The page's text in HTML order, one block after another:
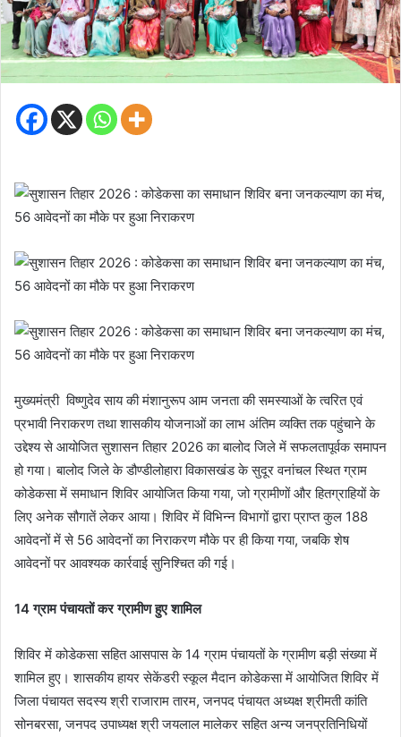
मुख्यमंत्री विष्णुदेव साय की मंशानुरूप आम जनता की समस्याओं के त्वरित एवं
प्रभावी निराकरण तथा शासकीय योजनाओं का लाभ अंतिम व्यक्ति तक पहुंचाने के
उद्देश्य से आयोजित सुशासन तिहार 2026 का बालोद जिले में सफलतापूर्वक समापन
हो गया। बालोद जिले के डौण्डीलोहारा विकासखंड के सुदूर वनांचल स्थित ग्राम
कोडेकसा में समाधान शिविर आयोजित किया गया, जो ग्रामीणों और हितग्राहियों के
लिए अनेक सौगातें लेकर आया। शिविर में विभिन्न विभागों द्वारा प्राप्त कुल 188
आवेदनों में से 56 आवेदनों का निराकरण मौके पर ही किया गया, जबकि शेष
आवेदनों पर आवश्यक कार्रवाई सुनिश्चित की गई।
14 ग्राम पंचायतों कर ग्रामीण हुए शामिल
शिविर में कोडेकसा सहित आसपास के 14 ग्राम पंचायतों के ग्रामीण बड़ी संख्या में
शामिल हुए। शासकीय हायर सेकेंडरी स्कूल मैदान कोडेकसा में आयोजित शिविर में
जिला पंचायत सदस्य श्री राजाराम तारम, जनपद पंचायत अध्यक्ष श्रीमती कांति
सोनबरसा, जनपद उपाध्यक्ष श्री जयलाल मालेकर सहित अन्य जनप्रतिनिधियों